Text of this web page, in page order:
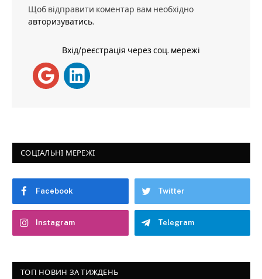
Щоб відправити коментар вам необхідно
авторизуватись.
Вхід/реєстрація через соц. мережі
СОЦІАЛЬНІ МЕРЕЖІ
Facebook Twitter
Instagram Telegram
ТОП НОВИН ЗА ТИЖДЕНЬ